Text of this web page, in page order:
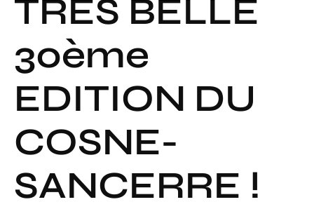
TRES BELLE
30ème
EDITION DU
COSNE-
SANCERRE !